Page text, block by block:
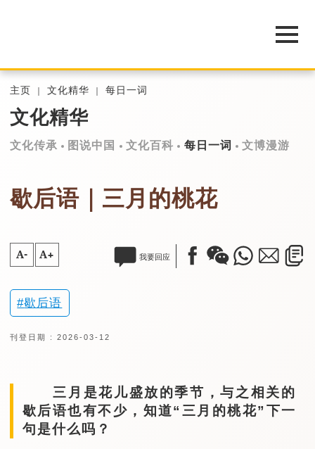
主页 文化精华 每日一词
文化精华
文化传承 图说中国 文化百科 每日一词 文博漫游
歇后语｜三月的桃花
A- A+ 我要回应
歇后语
刊登日期 : 2026-03-12
三月是花儿盛放的季节，与之相关的
歇后语也有不少，知道“三月的桃花”下一
句是什么吗？